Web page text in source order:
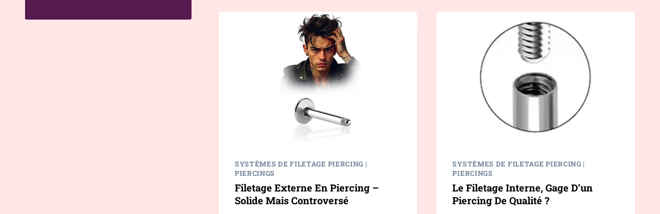
&
PRÉCISION
TECHNIQUE
SYSTÈMES DE FILETAGE PIERCING |
PIERCINGS
Filetage Externe En Piercing –
Solide Mais Controversé
SYSTÈMES DE FILETAGE PIERCING |
PIERCINGS
Le Filetage Interne, Gage D’un
Piercing De Qualité ?